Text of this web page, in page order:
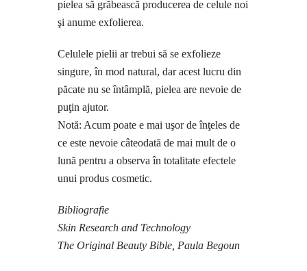
pielea să grăbească producerea de celule noi
şi anume exfolierea.
Celulele pielii ar trebui să se exfolieze
singure, în mod natural, dar acest lucru din
păcate nu se întâmplă, pielea are nevoie de
puţin ajutor.
Notă: Acum poate e mai uşor de înţeles de
ce este nevoie câteodată de mai mult de o
lună pentru a observa în totalitate efectele
unui produs cosmetic.
Bibliografie
Skin Research and Technology
The Original Beauty Bible, Paula Begoun